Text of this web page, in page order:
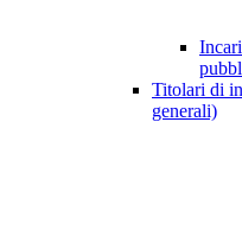
Titolari di
generali)